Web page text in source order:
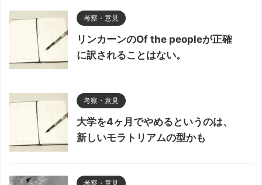
考察・意見
リンカーンのOf the peopleが正確
に訳されることはない。
考察・意見
大学を4ヶ月でやめるというのは、
新しいモラトリアムの型かも
考察・意見